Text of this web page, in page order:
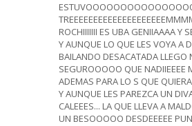
ROCHIIIIIII ES UBA GENIIAAAA Y
Y AUNQUE LO QUE LES VOYA A
BAILANDO DESACATADA LLEGO
SEGUROOOOO QUE NADIIEEEE
ADEMAS PARA LO S QUE
Y AUNQUE LES PAREZCA UN
CALEEES... LA QUE LLEVA A
UN BESOOOOO DESDEEEEE